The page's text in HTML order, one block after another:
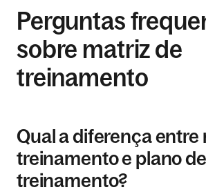
Perguntas
sobre matriz de
treinamento
Qual a diferença entre
treinamento e plano de
treinamento?